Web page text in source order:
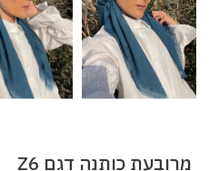
מרובעת כותנה דגם Z6